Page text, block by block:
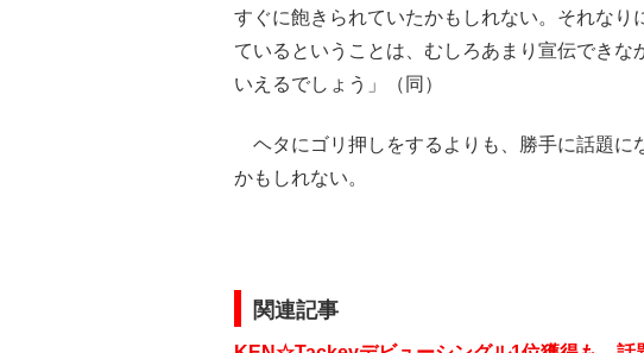
すぐに飽きられていたかもしれない。それなり
ているということは、むしろあまり宣伝できな
いえるでしょう」（同）
ヘタにゴリ押しをするよりも、勝手に話題に
かもしれない。
関連記事